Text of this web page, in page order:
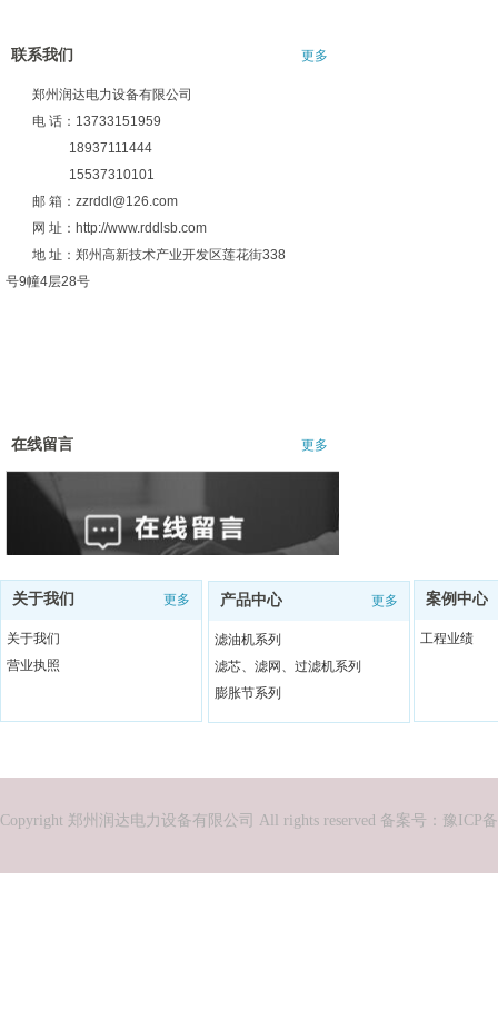
联系我们 更多
郑州润达电力设备有限公司
电 话：13733151959
18937111444
15537310101
邮 箱：zzrddl@126.com
网 址：http://www.rddlsb.com
地 址：郑州高新技术产业开发区莲花街338
号9幢4层28号
在线留言 更多
Copyright 郑州润达电力设备有限公司 All rights reserved 备案号： 豫ICP
关于我们 更多
关于我们
营业执照
产品中心 更多
滤油机系列
滤芯、滤网、过滤机系列
膨胀节系列
案例中心
工程业绩